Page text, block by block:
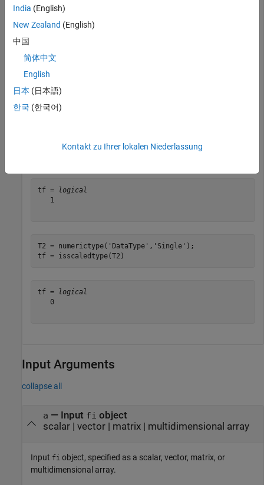
a = fi([pi,pi/2]);
tf = isscaledtype(a)
   1
Create a
DataType
T1 = numerictype('DataType' ,'ScaledDouble'
tf =
logical
   1
T2 = numerictype( 'DataType' , 'Single' );
tf = isscaledtype(T2)
tf =
logical
   0
Input Arguments
collapse all
a — Input fi object
scalar| vector| matrix| multidimensional array
Input fi object, specified as a scalar, vector, matrix, or
multidimensional array.
India (English)
New Zealand (English)
中国
简体中文
English
日本 (日本語)
한국 (한국어)
Kontakt zu Ihrer lokalen Niederlassung